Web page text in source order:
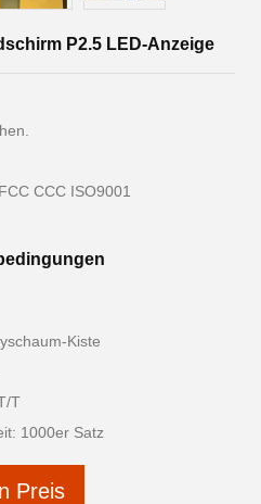
P2.5 LED-Anzeige
CCC ISO9001
Kiste
T
1000er Satz
Preis